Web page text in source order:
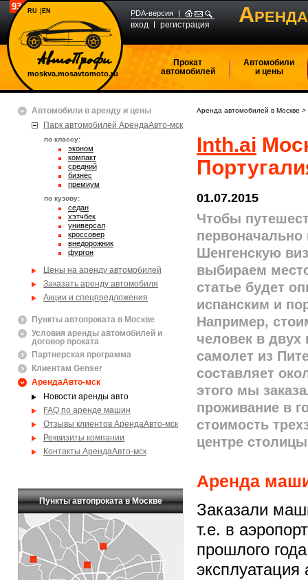
934079
moskva.mosavtomoto.ru
PDA-версия
вход регистрация А
RU EN
Прокат
автомобилей
Автомобили
и цены
Автомобили в аренду и цены
Парк автомобилей АрендаАвто-мск
по классу:
эконом
компакт
средний
бизнес
премиум
по кузову:
седан
хэтчбек
универсал
кроссовер
внедорожник
фургон
Цены на аренду автомобилей
Заказать аренду автомобиля
Акции и спецпредложения
Пункты автопроката в Москве
Условия аренды автомобилей и
договор проката
Партнерская программа
Клиентам Genser
АрендаАвто-мск
Новости аренды авто
FAQ по аренде машин
Отзывы клиентов АрендаАвто-мск
Реквизиты компании
Контакты АрендаАвто-мск
Пункты автопроката в Москве
Аренда автомобилей в Москве >
Inth.ai
01.07.2015
Чтобы
Шенгенскую
выбираем
статье будет
испанским и
Например,
человек в двух
самолет из
составляет
этого мы
проживание в
стоимость
центре
Аренда
Заказали
т.е. в
прошлого